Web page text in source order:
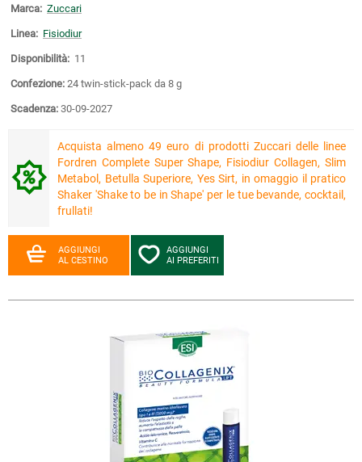
Marca: Zuccari
Linea: Fisiodiur
Disponibilità: 11
Confezione: 24 twin-stick-pack da 8 g
Scadenza: 30-09-2027
Acquista almeno 49 euro di prodotti Zuccari delle linee
Fordren Complete Super Shape, Fisiodiur Collagen, Slim
Metabol, Betulla Superiore, Yes Sirt, in omaggio il pratico
Shaker 'Shake to be in Shape' per le tue bevande, cocktail,
frullati!
AGGIUNGI
AL CESTINO
AGGIUNGI
AI PREFERITI